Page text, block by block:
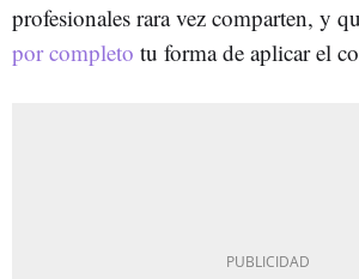
profesionales rara vez comparten, y
por completo tu forma de aplicar el